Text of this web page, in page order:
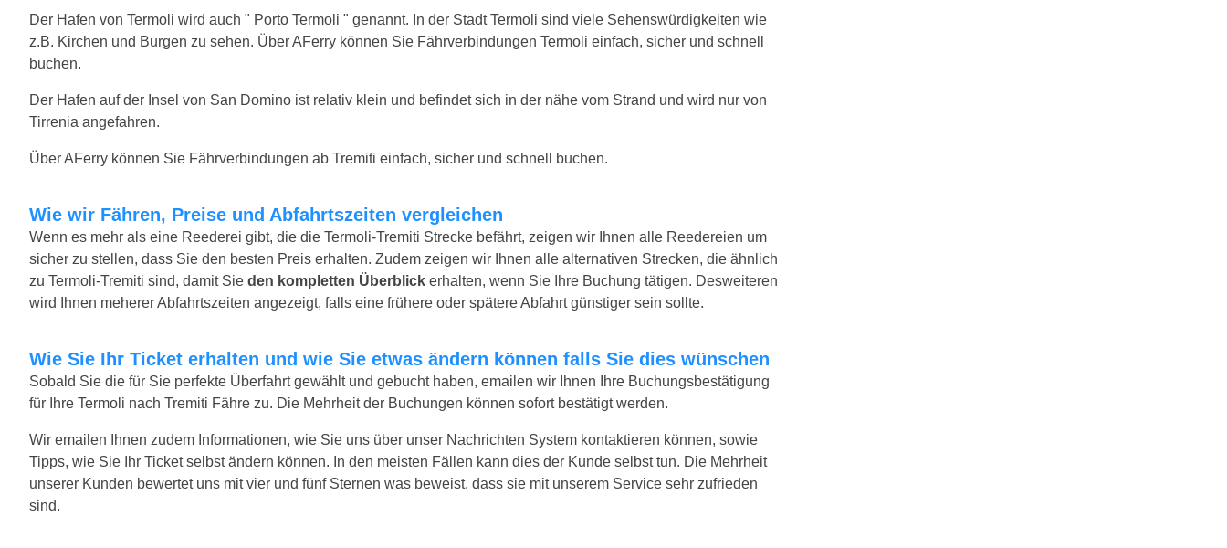
Der Hafen von Termoli wird auch " Porto Termoli " genannt. In der Stadt Termoli sind viele Sehenswürdigkeiten wie
z.B. Kirchen und Burgen zu sehen. Über AFerry können Sie Fährverbindungen Termoli einfach, sicher und schnell
buchen.
Der Hafen auf der Insel von San Domino ist relativ klein und befindet sich in der nähe vom Strand und wird nur von
Tirrenia angefahren.
Über AFerry können Sie Fährverbindungen ab Tremiti einfach, sicher und schnell buchen.
Wie wir Fähren, Preise und Abfahrtszeiten vergleichen
Wenn es mehr als eine Reederei gibt, die die Termoli-Tremiti Strecke befährt, zeigen wir Ihnen alle Reedereien um
sicher zu stellen, dass Sie den besten Preis erhalten. Zudem zeigen wir Ihnen alle alternativen Strecken, die ähnlich
zu Termoli-Tremiti sind, damit Sie den kompletten Überblick erhalten, wenn Sie Ihre Buchung tätigen. Desweiteren
wird Ihnen meherer Abfahrtszeiten angezeigt, falls eine frühere oder spätere Abfahrt günstiger sein sollte.
Wie Sie Ihr Ticket erhalten und wie Sie etwas ändern können falls Sie dies wünschen
Sobald Sie die für Sie perfekte Überfahrt gewählt und gebucht haben, emailen wir Ihnen Ihre Buchungsbestätigung
für Ihre Termoli nach Tremiti Fähre zu. Die Mehrheit der Buchungen können sofort bestätigt werden.
Wir emailen Ihnen zudem Informationen, wie Sie uns über unser Nachrichten System kontaktieren können, sowie
Tipps, wie Sie Ihr Ticket selbst ändern können. In den meisten Fällen kann dies der Kunde selbst tun. Die Mehrheit
unserer Kunden bewertet uns mit vier und fünf Sternen was beweist, dass sie mit unserem Service sehr zufrieden
sind.